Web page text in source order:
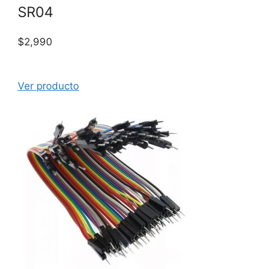
SR04
$2,990
Ver producto